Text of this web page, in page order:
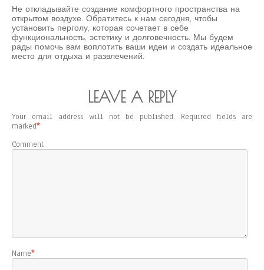
Не откладывайте создание комфортного пространства на
открытом воздухе. Обратитесь к нам сегодня, чтобы
установить перголу, которая сочетает в себе
функциональность, эстетику и долговечность. Мы будем
рады помочь вам воплотить ваши идеи и создать идеальное
место для отдыха и развлечений.
LEAVE A REPLY
Your email address will not be published. Required fields are
marked*
Comment
Name*